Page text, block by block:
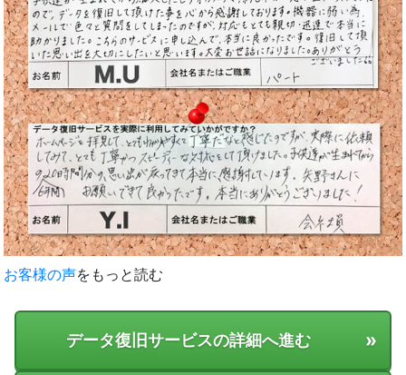
お客様の声をもっと読む
データ復旧サービスの詳細へ進む »